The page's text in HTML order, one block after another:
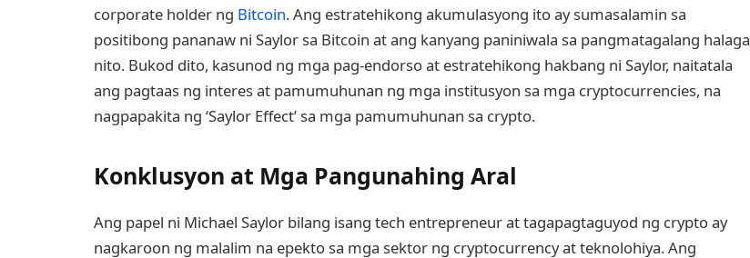
corporate holder ng Bitcoin. Ang estratehikong akumulasyong ito ay sumasalamin sa
positibong pananaw ni Saylor sa Bitcoin at ang kanyang paniniwala sa pangmatagalang halaga
nito. Bukod dito, kasunod ng mga pag-endorso at estratehikong hakbang ni Saylor, naitatala
ang pagtaas ng interes at pamumuhunan ng mga institusyon sa mga cryptocurrencies, na
nagpapakita ng ‘Saylor Effect’ sa mga pamumuhunan sa crypto.
Konklusyon at Mga Pangunahing Aral
Ang papel ni Michael Saylor bilang isang tech entrepreneur at tagapagtaguyod ng crypto ay
nagkaroon ng malalim na epekto sa mga sektor ng cryptocurrency at teknolohiya. Ang